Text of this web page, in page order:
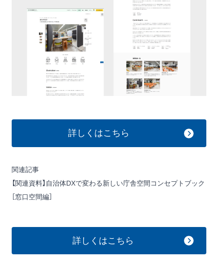
詳しくはこちら
関連記事
【関連資料】自治体DXで変わる新しい庁舎空間コンセプトブック
［窓口空間編］
詳しくはこちら